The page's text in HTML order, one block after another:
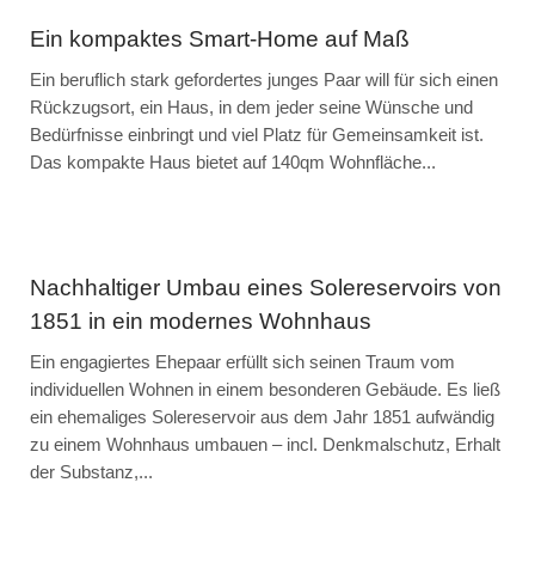
Ein kompaktes Smart-Home auf Maß
Ein beruflich stark gefordertes junges Paar will für sich einen
Rückzugsort, ein Haus, in dem jeder seine Wünsche und
Bedürfnisse einbringt und viel Platz für Gemeinsamkeit ist.
Das kompakte Haus bietet auf 140qm Wohnfläche...
Nachhaltiger Umbau eines Solereservoirs von
1851 in ein modernes Wohnhaus
Ein engagiertes Ehepaar erfüllt sich seinen Traum vom
individuellen Wohnen in einem besonderen Gebäude. Es ließ
ein ehemaliges Solereservoir aus dem Jahr 1851 aufwändig
zu einem Wohnhaus umbauen – incl. Denkmalschutz, Erhalt
der Substanz,...